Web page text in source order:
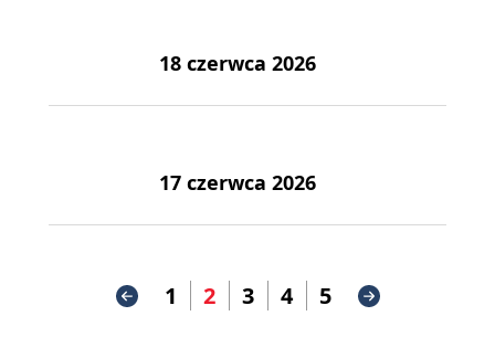
18 czerwca 2026
17 czerwca 2026
1 2 3 4 5